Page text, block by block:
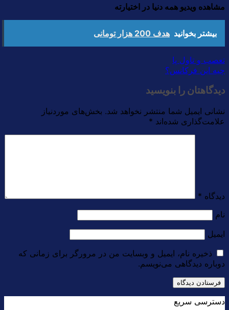
مشاهده ویدیو همه دنیا در اختیارته
بیشتر بخوانید هدف 200 هزار تومانی
تعصب و تاول پا
چیه این فرکانس؟
دیدگاهتان را بنویسید
نشانی ایمیل شما منتشر نخواهد شد. بخش‌های موردنیاز
علامت‌گذاری شده‌اند *
دیدگاه *
نام
ایمیل
ذخیره نام، ایمیل و وبسایت من در مرورگر برای زمانی که
دوباره دیدگاهی می‌نویسم.
دسترسی سریع